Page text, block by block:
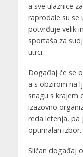
a sve ulaznice
raprodale su se
potvrđuje velik
sportaša za
utrci.
Događaj će se
a s obzirom na
snagu s krajem
izazovno
reda letenja, pa
optimalan izbor.
Sličan događaj